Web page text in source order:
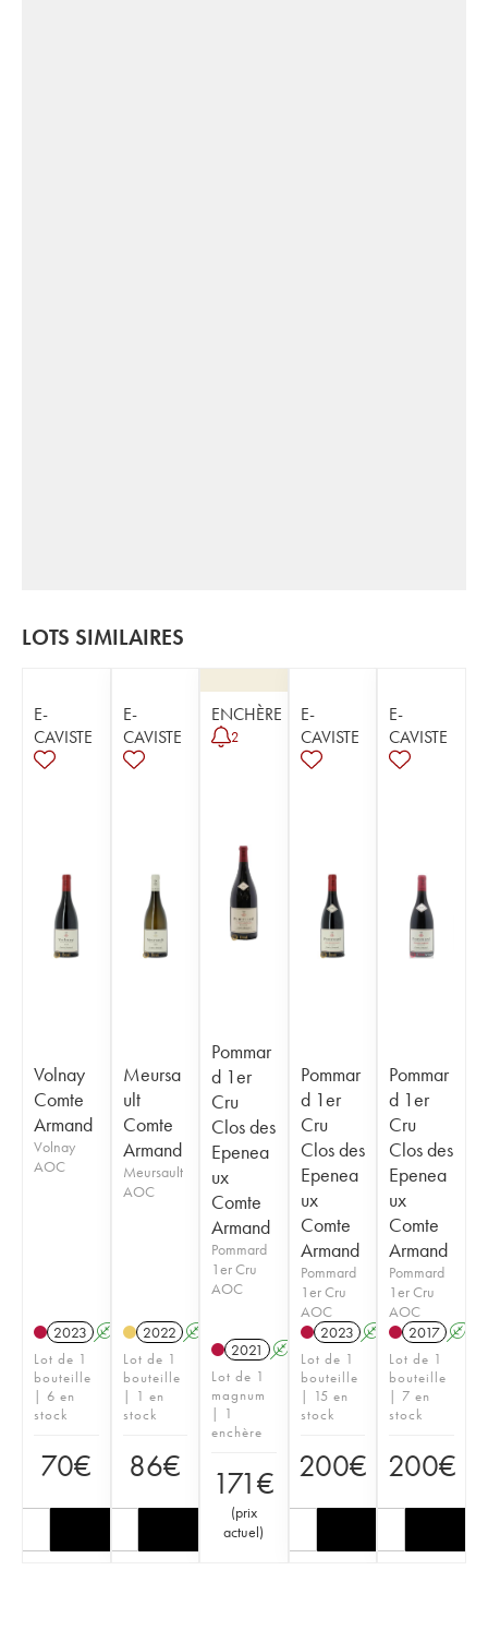
LOTS SIMILAIRES
E-
CAVISTE
Volnay
Comte
Armand
Volnay
AOC
2023 A
Lot de 1
bouteille
| 6 en
stock
70€
E-
CAVISTE
Meursa
ult
Comte
Armand
Meursault
AOC
2022 A
Lot de 1
bouteille
| 1 en
stock
86€
ENCHÈRE
2
Pommar
d 1er
Cru
Clos des
Epenea
ux
Comte
Armand
Pommard
1er Cru
AOC
2021 A T
Lot de 1
magnum
| 1
enchère
171€
(prix
actuel)
E-
CAVISTE
Pommar
d 1er
Cru
Clos des
Epenea
ux
Comte
Armand
Pommard
1er Cru
AOC
2023 A
Lot de 1
bouteille
| 15 en
stock
200€
E-
CAVISTE
Pommar
d 1er
Cru
Clos des
Epenea
ux
Comte
Armand
Pommard
1er Cru
AOC
2017 A
Lot de 1
bouteille
| 7 en
stock
200€